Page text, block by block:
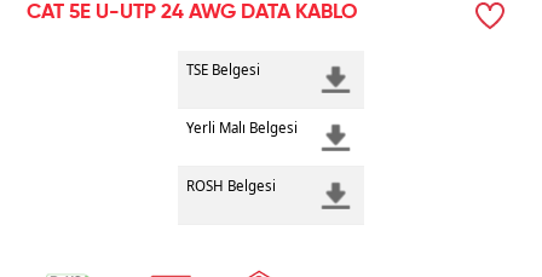
CAT 5E U-UTP 24 AWG DATA KABLO
TSE Belgesi
Yerli Malı Belgesi
ROSH Belgesi